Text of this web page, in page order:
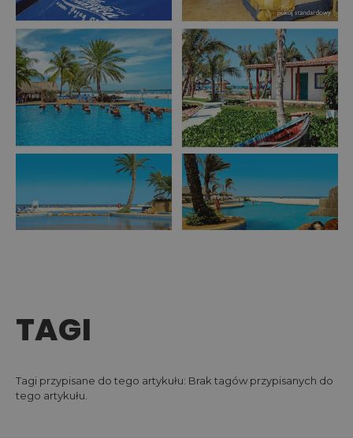
TAGI
Tagi przypisane do tego artykułu: Brak tagów przypisanych do
tego artykułu.